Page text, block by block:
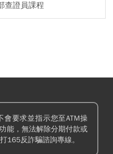
查證員課程
會要求並指示您至ATM操
能，無法解除分期付款或
165反詐騙諮詢專線。